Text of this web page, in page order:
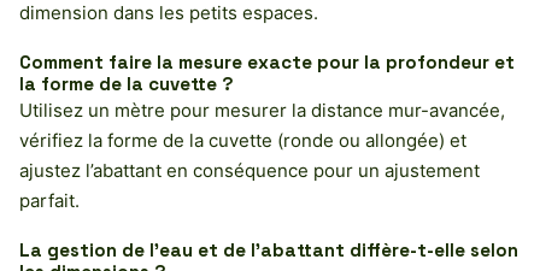
dimension dans les petits espaces.
Comment faire la mesure exacte pour la profondeur et
la forme de la cuvette ?
Utilisez un mètre pour mesurer la distance mur-avancée,
vérifiez la forme de la cuvette (ronde ou allongée) et
ajustez l’abattant en conséquence pour un ajustement
parfait.
La gestion de l’eau et de l’abattant diffère-t-elle selon